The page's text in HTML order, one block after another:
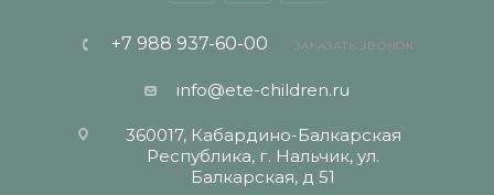
+7 988 937-60-00 ЗАКАЗАТЬ ЗВОНОК
info@ete-children.ru
360017, Кабардино-Балкарская
Республика, г. Нальчик, ул.
Балкарская, д 51